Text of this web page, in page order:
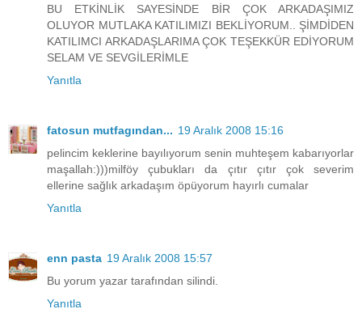
BU ETKİNLİK SAYESİNDE BİR ÇOK ARKADAŞIMIZ
OLUYOR MUTLAKA KATILIMIZI BEKLİYORUM.. ŞİMDİDEN
KATILIMCI ARKADAŞLARIMA ÇOK TEŞEKKÜR EDİYORUM
SELAM VE SEVGİLERİMLE
Yanıtla
fatosun mutfagından... 19 Aralık 2008 15:16
pelincim keklerine bayılıyorum senin muhteşem kabarıyorlar
maşallah:)))milföy çubukları da çıtır çıtır çok severim
ellerine sağlık arkadaşım öpüyorum hayırlı cumalar
Yanıtla
enn pasta 19 Aralık 2008 15:57
Bu yorum yazar tarafından silindi.
Yanıtla